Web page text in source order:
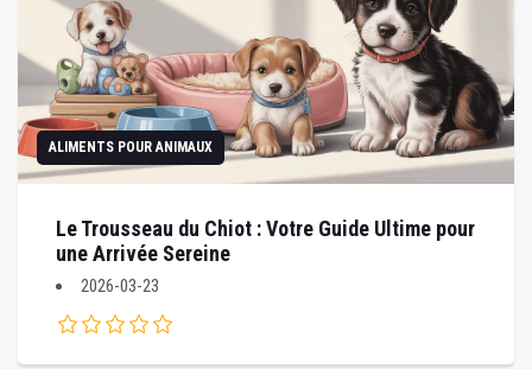
ALIMENTS POUR ANIMAUX
Le Trousseau du Chiot : Votre Guide Ultime pour
une Arrivée Sereine
2026-03-23